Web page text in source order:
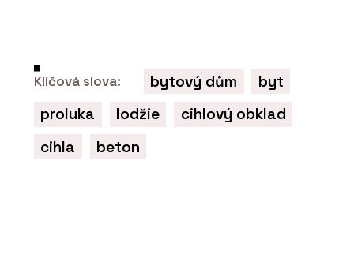
Návštěvnické centrum pivovaru
Bernard zve na pivo i kvalitní interiér
Klíčová slova: bytový dům
byt
proluka
lodžie
cihlový obklad
cihla
beton